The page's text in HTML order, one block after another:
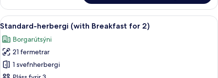
herbergi
(with
Breakfast
1)
Skoða
allar
myndir
fyrir
Standard-
8
Standard-herbergi (with Breakfast for 2)
Borgarútsýni
21 fermetrar
1 svefnherbergi